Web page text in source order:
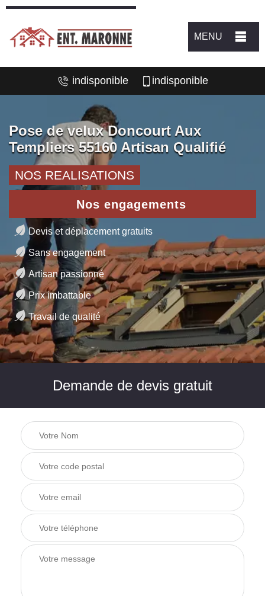
MENU
indisponible indisponible
Pose de velux Doncourt Aux
Templiers 55160 Artisan Qualifié
NOS REALISATIONS
Nos engagements
Devis et déplacement gratuits
Sans engagement
Artisan passionné
Prix imbattable
Travail de qualité
Demande de devis gratuit